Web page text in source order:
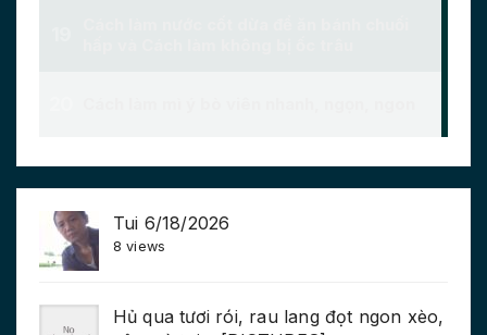
Tui 6/18/2026
8 views
Hủ qua tươi rói, rau lang đọt ngon xèo,